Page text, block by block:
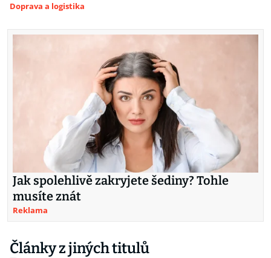
Doprava a logistika
Jak spolehlivě zakryjete šediny? Tohle
musíte znát
Reklama
Články z jiných titulů